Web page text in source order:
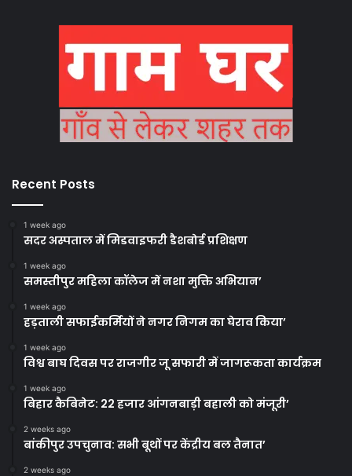
Recent Posts
1 week ago
सदर अस्पताल में मिडवाइफरी डैशबोर्ड प्रशिक्षण
1 week ago
समस्तीपुर महिला कॉलेज में नशा मुक्ति अभियान’
1 week ago
हड़ताली सफाईकर्मियों ने नगर निगम का घेराव किया’
1 week ago
विश्व बाघ दिवस पर राजगीर जू सफारी में जागरूकता कार्यक्रम
1 week ago
बिहार कैबिनेट: 22 हजार आंगनबाड़ी बहाली को मंजूरी’
2 weeks ago
बांकीपुर उपचुनाव: सभी बूथों पर केंद्रीय बल तैनात’
2 weeks ago